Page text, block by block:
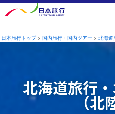
日本旅行トップ> 国内旅行・国内ツアー > 北海道
北海道旅行
（北